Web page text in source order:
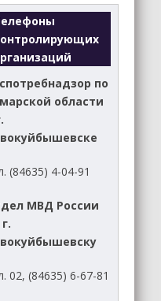
по
области
(84635) 4-04-91
МВД России
02, (84635) 6-67-81